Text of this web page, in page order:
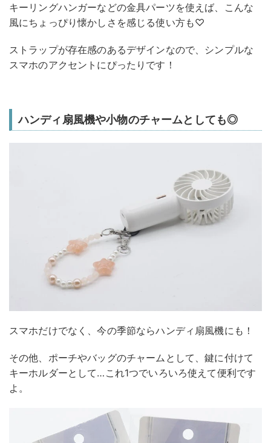
キーリングハンガーなどの金具パーツを使えば、こんな
風にちょっぴり懐かしさを感じる使い方も♡
ストラップが存在感のあるデザインなので、シンプルな
スマホのアクセントにぴったりです！
ハンディ扇風機や小物のチャームとしても◎
スマホだけでなく、今の季節ならハンディ扇風機にも！
その他、ポーチやバッグのチャームとして、鍵に付けて
キーホルダーとして…これ1つでいろいろ使えて便利です
よ。